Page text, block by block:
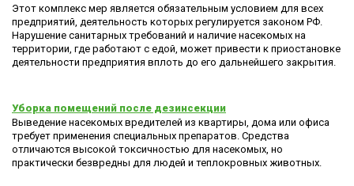
Этот комплекс мер является обязательным условием для всех
предприятий, деятельность которых регулируется законом РФ.
Нарушение санитарных требований и наличие насекомых на
территории, где работают с едой, может привести к приостановке
деятельности предприятия вплоть до его дальнейшего закрытия.
Уборка помещений после дезинсекции
Выведение насекомых вредителей из квартиры, дома или офиса
требует применения специальных препаратов. Средства
отличаются высокой токсичностью для насекомых, но
практически безвредны для людей и теплокровных животных.